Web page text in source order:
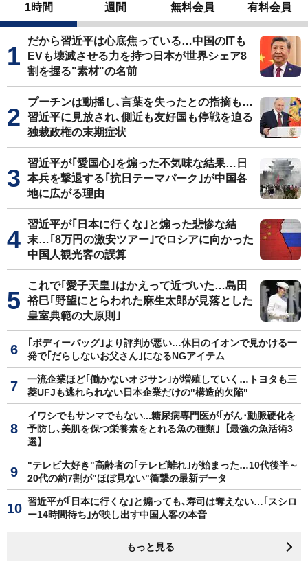
1時間 週間 無料会員 有料会員
だから習近平は心底焦っている…中国のITも
EVも壊滅させる力を持つ日本が世界シェア8
割を握る"素材"の名前
プーチンは動揺し､言葉を失ったとの指摘も…
習近平に見放され､側近も友好国も停戦を迫る
独裁政権の末期症状
習近平が｢愛国心｣を煽った不気味な結果…日
本兵を撃退する｢抗日テーマパーク｣が中国各
地に広がる理由
習近平が｢日本に行くな｣と煽った悲惨な結
末…｢8万円の激安ツアー｣でロシアに向かった
中国人観光客の誤算
これで｢愛子天皇｣はかえって近づいた…島田
裕巳｢野望にとらわれた麻生太郎が見落とした
皇室典範の大原則｣
｢ボディーバッグ｣より評判が悪い…休日のイオンで見かける一
発で｢だらしないお父さん｣になるNGアイテム
一流企業ほど｢働かないオジサン｣が増殖していく…トヨタも三
菱UFJも逃れられない日本企業だけの"構造的欠陥"
イワシでもサンマでもない...糖尿病専門医が｢がん･動脈硬化を
予防し､美肌を保つ栄養素をとれる魚の種類｣【最強の魚活術3
選】
"テレビ大好き"高齢者の｢テレビ離れ｣が始まった…10代後半～
20代の約7割が"ほぼ見ない"衝撃の最新データ
習近平が｢日本に行くな｣と煽っても､寿司は奪えない…｢スシロ
ー14時間待ち｣が映し出す中国人客の本音
もっと見る